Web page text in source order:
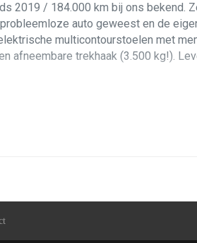
2019 / 184.000 km bij ons bekend.
auto geweest en de
multicontourstoelen met
afneembare trekhaak (3.500 kg!).
bij. De 6-traps Tiptronic
en buiten. Er is steeds Shell V-
aan op het Havana lederen